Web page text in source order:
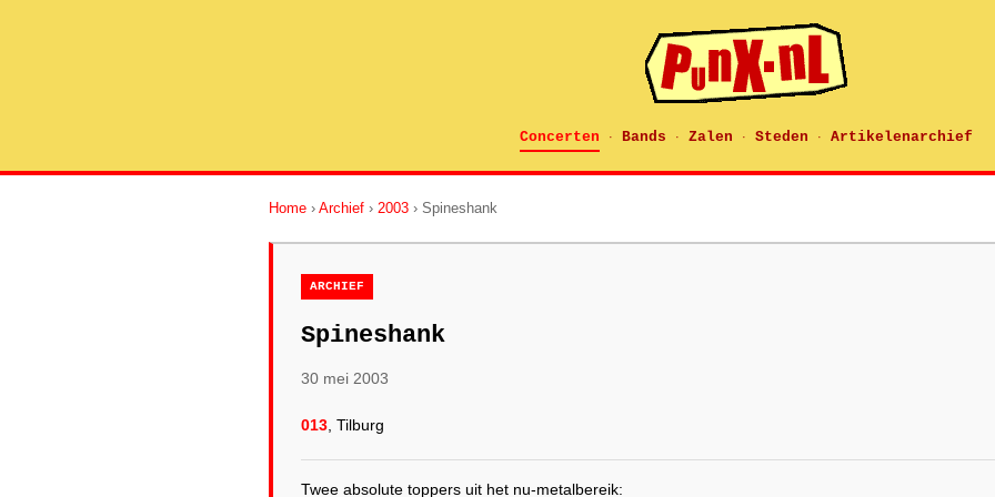
Concerten · Bands · Zalen · Steden · Artikelenarchief
Home › Archief › 2003 › Spineshank
ARCHIEF
Spineshank
30 mei 2003
013 , Tilburg
Twee absolute toppers uit het nu-metalbereik: